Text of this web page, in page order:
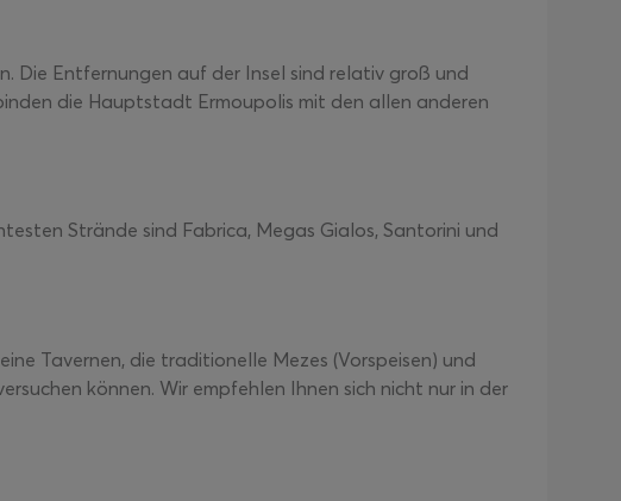
Die Entfernungen auf der Insel sind relativ groß und
die Hauptstadt Ermoupolis mit den allen anderen
Strände sind Fabrica, Megas Gialos, Santorini und
Tavernen, die traditionelle Mezes (Vorspeisen) und
können. Wir empfehlen Ihnen sich nicht nur in der